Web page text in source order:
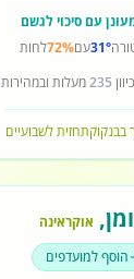
עם סיכוי לגשם
31°עם72%לחות
235מעלות ובמהירות
בבנקוקתחזית לשבועיים
, אוקראינה
הוסף למועדפים